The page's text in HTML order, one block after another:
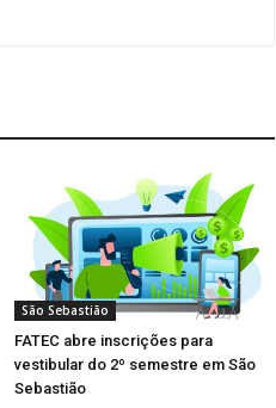
São Sebastião
FATEC abre inscrições para
vestibular do 2º semestre em São
Sebastião